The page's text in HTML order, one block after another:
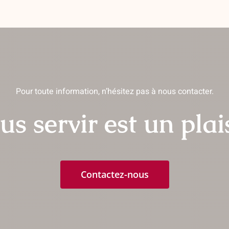
Pour toute information, n’hésitez pas à nous contacter.
servir est un
Contactez-nous